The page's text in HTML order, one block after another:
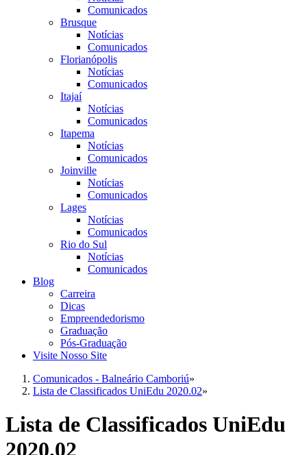
Comunicados
Brusque
Notícias
Comunicados
Florianópolis
Notícias
Comunicados
Itajaí
Notícias
Comunicados
Itapema
Notícias
Comunicados
Joinville
Notícias
Comunicados
Lages
Notícias
Comunicados
Rio do Sul
Notícias
Comunicados
Blog
Carreira
Dicas
Empreendedorismo
Graduação
Pós-Graduação
Visite Nosso Site
Comunicados - Balneário Camboriú»
Lista de Classificados UniEdu 2020.02»
Lista de Classificados UniEdu
2020.02